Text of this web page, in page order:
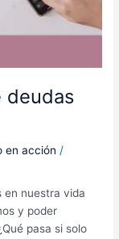
deudas
en acción /
en nuestra vida
y poder
pasa si solo